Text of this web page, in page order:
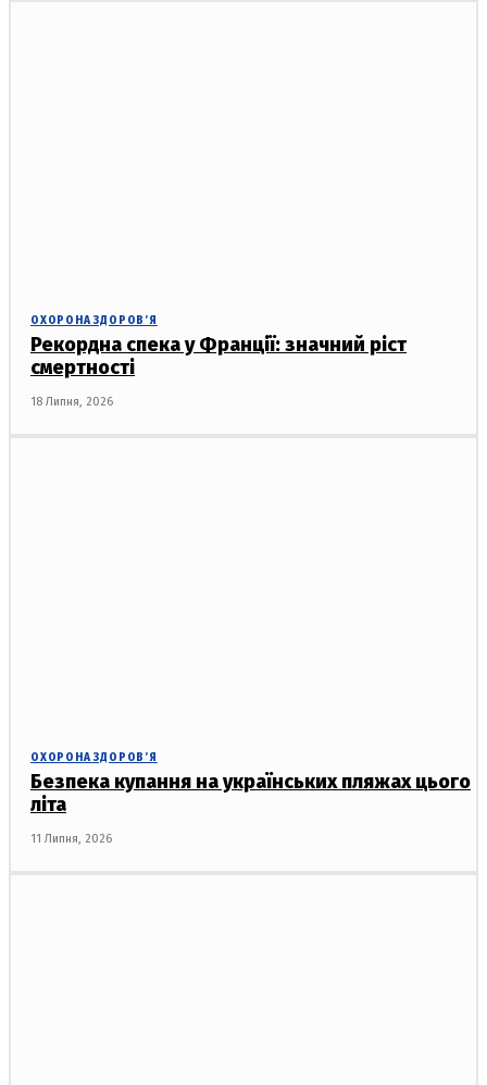
ОХОРОНА ЗДОРОВ’Я
Рекордна спека у Франції: значний ріст
смертності
18 Липня, 2026
ОХОРОНА ЗДОРОВ’Я
Безпека купання на українських пляжах цього
літа
11 Липня, 2026